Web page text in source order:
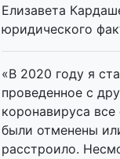
Елизавета
юридического
«В 2020 году я
проведенное с
коронавируса
были отменены
расстроило.